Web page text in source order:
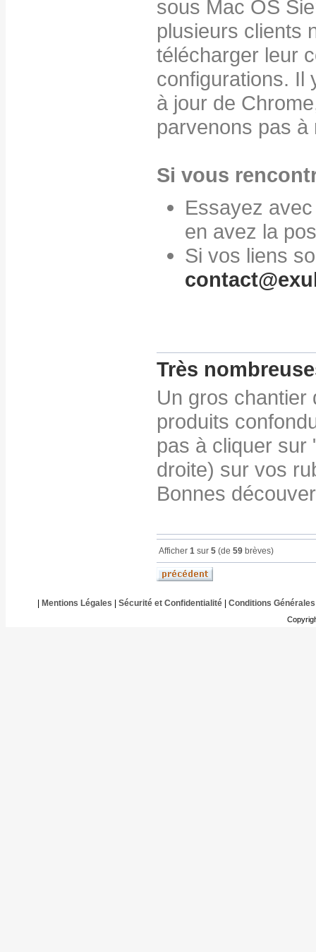
sous Mac OS
plusieurs clients
télécharger leur
configurations. Il
à jour de
parvenons pas à
Si vous
Essayez
en avez la
Si vos liens
Très
Un gros chantier
produits
pas à cliquer sur
droite) sur vos
Bonnes
Afficher 1 sur 5 (de 59 brèves)
Mentions Légales Sécurité et Confidentialité| Conditions Générales